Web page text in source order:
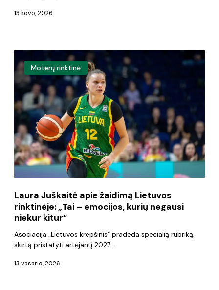
13 kovo, 2026
Juškaitė
apie
žaidimą
Lietuvos
rinktinėje:
„Tai
–
kurių
negausi
niekur
kitur“
Moterų rinktinė
Laura Juškaitė apie žaidimą Lietuvos
rinktinėje: „Tai – emocijos, kurių negausi
niekur kitur“
Asociacija „Lietuvos krepšinis“ pradeda specialią rubriką,
skirtą pristatyti artėjantį 2027…
13 vasario, 2026